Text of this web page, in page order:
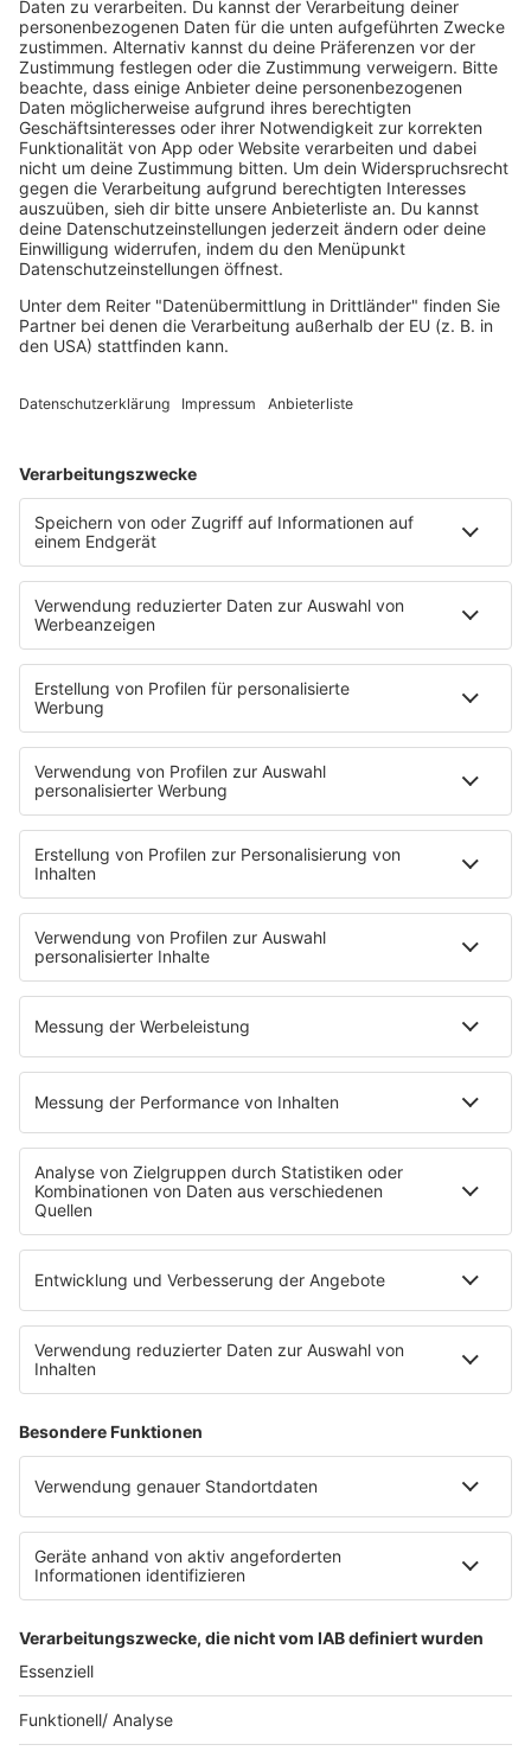
Hiphop deutsch
House
Ibiza
Loveparade
Lovesongs
Mayday
Rave
Reggae
RnB Ballads
Rock
Soul & RnB
Techno
Trance
Podcast
Pop Crimes
The Story / Loveparade
90er Kids mit Oli.P
YouTube
90s90s DE:CODED
Musik
News
HITstory
Was macht eigentlich?
Listing
Back to the 90s
Mitmachen
Aktionen & Events
90s90s Countdown
Empfang
90s90s App
Sonos
Service
FAQs
Kontakt
Datenschutz
Datenschutz Facebook & Instagram-Fanpage
Datenschutzeinstellungen
Allgemeine Teilnahmebedingungen
Werbung schalten
80s80s.de